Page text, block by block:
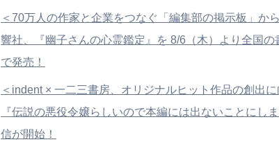
＜70万人の作家と企業をつなぐ「編集部の掲示板」か
響社、『幽子さんの心霊鑑定』を 8/6（木）より全国の
で発売！
＜indent × 一二三書房、オリジナルヒット作品の創出
『伝説の悪役令嬢らしいので本編には出ないことにし
信が開始！